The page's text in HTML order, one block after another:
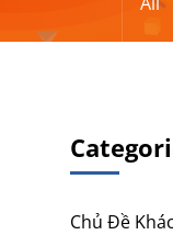
Chủ Đề Khác